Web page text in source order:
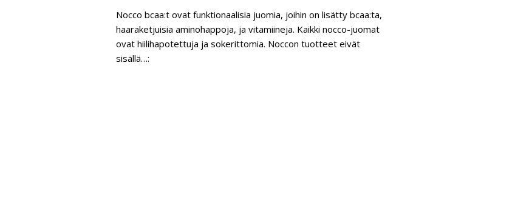
Nocco bcaa:t ovat funktionaalisia juomia, joihin on lisätty bcaa:ta,
haaraketjuisia aminohappoja, ja vitamiineja. Kaikki nocco-juomat
ovat hiilihapotettuja ja sokerittomia. Noccon tuotteet eivät
sisällä…: